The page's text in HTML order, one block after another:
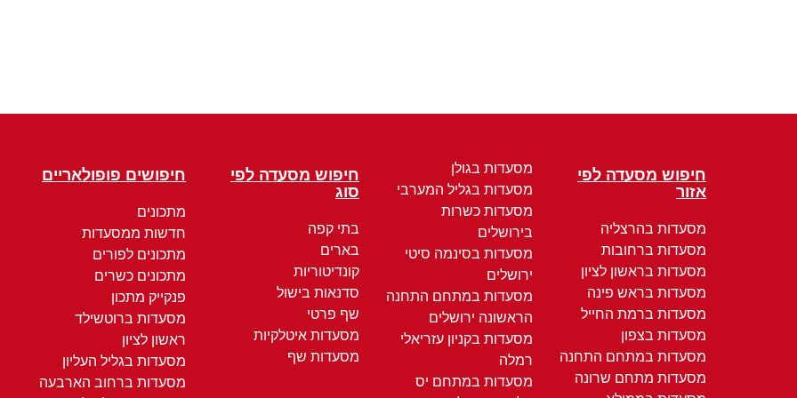
חיפוש מסעדה לפי
אזור
מסעדות בהרצליה
מסעדות ברחובות
מסעדות בראשון לציון
מסעדות בראש פינה
מסעדות ברמת החייל
מסעדות בצפון
מסעדות במתחם התחנה
מסעדות מתחם שרונה
מסעדות בגולן
מסעדות בגליל המערבי
מסעדות כשרות
בירושלים
מסעדות בסינמה סיטי
ירושלים
מסעדות במתחם התחנה
הראשונה ירושלים
מסעדות בקניון עזריאלי
רמלה
מסעדות במתחם יס
חיפוש מסעדה לפי
סוג
בתי קפה
בארים
קונדיטוריות
סדנאות בישול
שף פרטי
מסעדות איטלקיות
מסעדות שף
חיפושים פופולאריים
מתכונים
חדשות ממסעדות
מתכונים לפורים
מתכונים כשרים
פנקייק מתכון
מסעדות ברוטשילד
ראשון לציון
מסעדות בגליל העליון
מסעדות ברחוב הארבעה